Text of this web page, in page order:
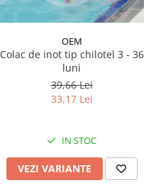
OEM
Colac de inot tip chilotel 3 - 36
luni
39,66 Lei
33,17 Lei
IN STOC
VEZI VARIANTE